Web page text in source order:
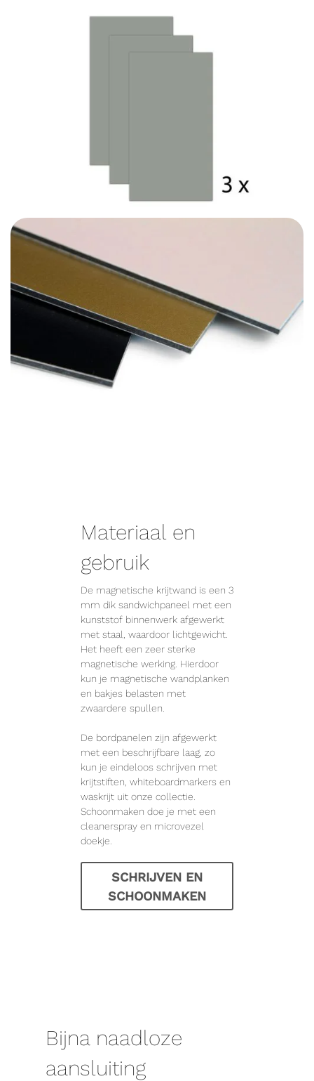
Materiaal en
gebruik
De magnetische krijtwand is een 3
mm dik sandwichpaneel met een
kunststof binnenwerk afgewerkt
met staal, waardoor lichtgewicht.
Het heeft een zeer sterke
magnetische werking. Hierdoor
kun je magnetische wandplanken
en bakjes belasten met
zwaardere spullen.
De bordpanelen zijn afgewerkt
met een beschrijfbare laag, zo
kun je eindeloos schrijven met
krijtstiften, whiteboardmarkers en
waskrijt uit onze collectie.
Schoonmaken doe je met een
cleanerspray en microvezel
doekje.
SCHRIJVEN EN
SCHOONMAKEN
Bijna naadloze
aansluiting